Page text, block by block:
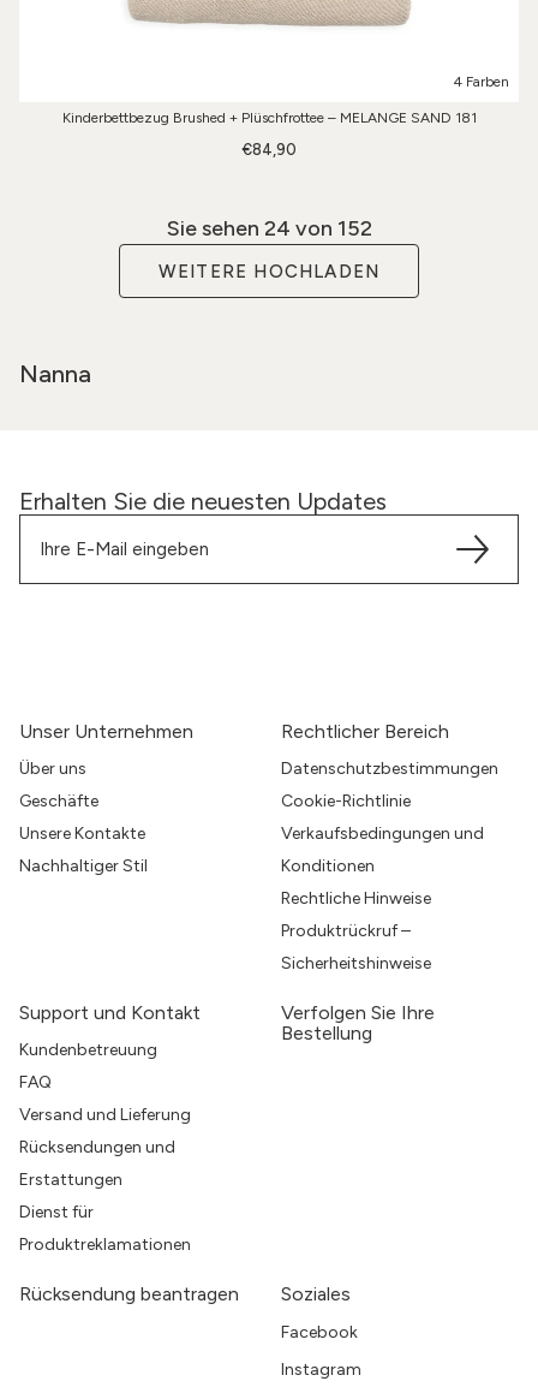
4 Farben
Kinderbettbezug Brushed + Plüschfrottee – MELANGE SAND 181
€84,90
Sie sehen 24 von 152
WEITERE HOCHLADEN
Nanna
Erhalten Sie die neuesten Updates
Unser Unternehmen
Über uns
Geschäfte
Unsere Kontakte
Nachhaltiger Stil
Rechtlicher Bereich
Datenschutzbestimmungen
Cookie-Richtlinie
Verkaufsbedingungen und
Konditionen
Rechtliche Hinweise
Produktrückruf –
Sicherheitshinweise
Support und Kontakt
Kundenbetreuung
FAQ
Versand und Lieferung
Rücksendungen und
Erstattungen
Dienst für
Produktreklamationen
Verfolgen Sie Ihre
Bestellung
Rücksendung beantragen Soziales
Facebook
Instagram